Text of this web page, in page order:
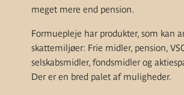
meget mere end pension.
Formuepleje har produkter, som kan
skattemiljøer: Frie midler, pension,
selskabsmidler, fondsmidler og
Der er en bred palet af muligheder.